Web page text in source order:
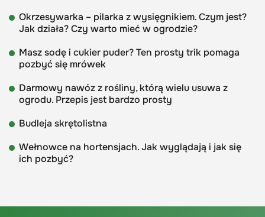
Okrzesywarka – pilarka z wysięgnikiem. Czym jest?
Jak działa? Czy warto mieć w ogrodzie?
Masz sodę i cukier puder? Ten prosty trik pomaga
pozbyć się mrówek
Darmowy nawóz z rośliny, którą wielu usuwa z
ogrodu. Przepis jest bardzo prosty
Budleja skrętolistna
Wełnowce na hortensjach. Jak wyglądają i jak się
ich pozbyć?